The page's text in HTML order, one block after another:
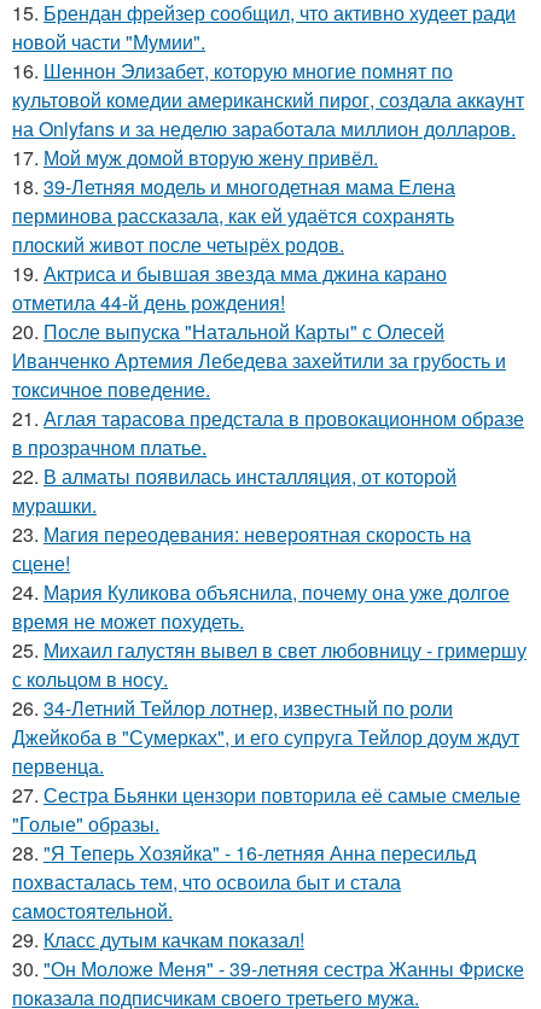
15. Брендан фрейзер сообщил, что активно худеет ради
новой части "Мумии".
16. Шеннон Элизабет, которую многие помнят по
культовой комедии американский пирог, создала аккаунт
на Onlyfans и за неделю заработала миллион долларов.
17. Мой муж домой вторую жену привёл.
18. 39-Летняя модель и многодетная мама Елена
перминова рассказала, как ей удаётся сохранять
плоский живот после четырёх родов.
19. Актриса и бывшая звезда мма джина карано
отметила 44-й день рождения!
20. После выпуска "Натальной Карты" с Олесей
Иванченко Артемия Лебедева захейтили за грубость и
токсичное поведение.
21. Аглая тарасова предстала в провокационном образе
в прозрачном платье.
22. В алматы появилась инсталляция, от которой
мурашки.
23. Магия переодевания: невероятная скорость на
сцене!
24. Мария Куликова объяснила, почему она уже долгое
время не может похудеть.
25. Михаил галустян вывел в свет любовницу - гримершу
с кольцом в носу.
26. 34-Летний Тейлор лотнер, известный по роли
Джейкоба в "Сумерках", и его супруга Тейлор доум ждут
первенца.
27. Сестра Бьянки цензори повторила её самые смелые
"Голые" образы.
28. "Я Теперь Хозяйка" - 16-летняя Анна пересильд
похвасталась тем, что освоила быт и стала
самостоятельной.
29. Класс дутым качкам показал!
30. "Он Моложе Меня" - 39-летняя сестра Жанны Фриске
показала подписчикам своего третьего мужа.